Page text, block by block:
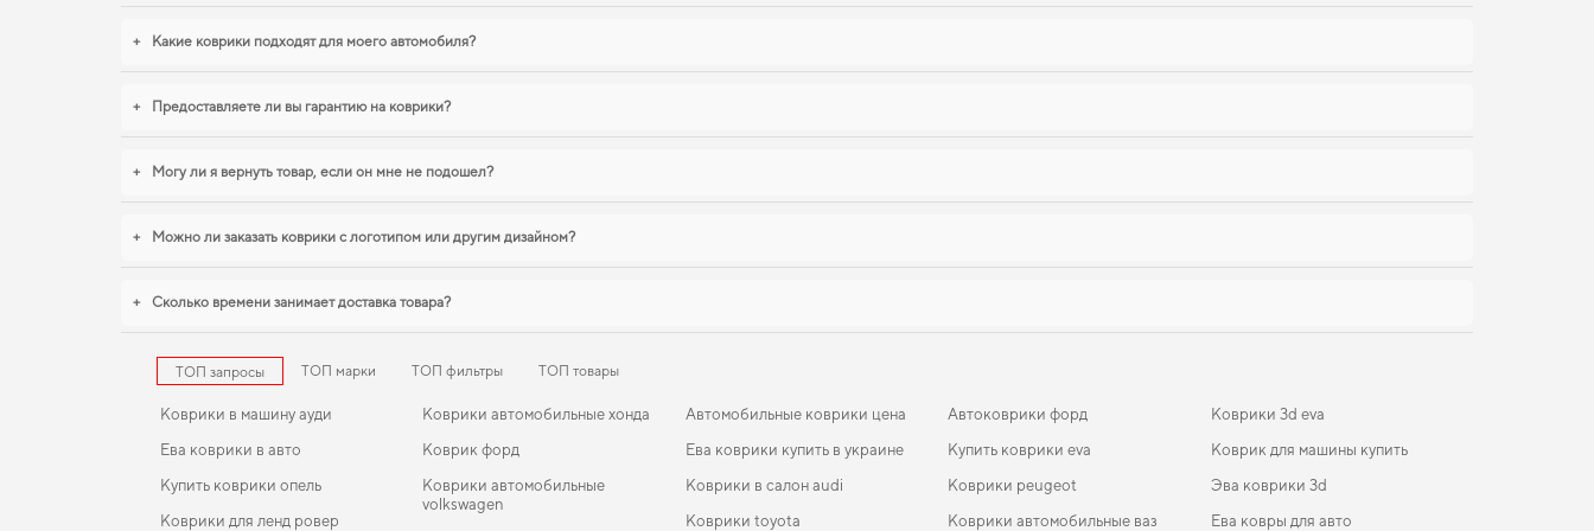
+ Какие коврики подходят для моего автомобиля?
+ Предоставляете ли вы гарантию на коврики?
+ Могу ли я вернуть товар, если он мне не подошел?
+ Можно ли заказать коврики с логотипом или другим дизайном?
+ Сколько времени занимает доставка товара?
ТОП запросы ТОП марки ТОП фильтры ТОП товары
Коврики в машину ауди
Ева коврики в авто
Купить коврики опель
Коврики для ленд ровер
Коврики автомобильные хонда
Коврик форд
Коврики автомобильные
volkswagen
Автомобильные коврики цена
Ева коврики купить в украине
Коврики в салон audi
Коврики toyota
Автоковрики форд
Купить коврики eva
Коврики peugeot
Коврики автомобильные ваз
Коврики 3d eva
Коврик для машины купить
Эва коврики 3d
Ева ковры для авто